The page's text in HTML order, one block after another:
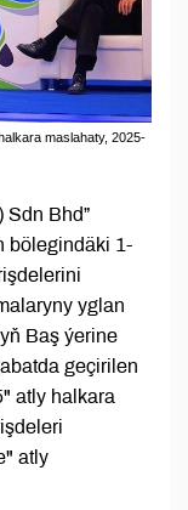
maslahaty, 2025-
Sdn Bhd”
bölegindäki 1-
yglan
Baş ýerine
geçirilen
atly halkara
atly